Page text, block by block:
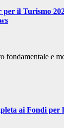
il Turismo
fondamentale e
ai Fondi per